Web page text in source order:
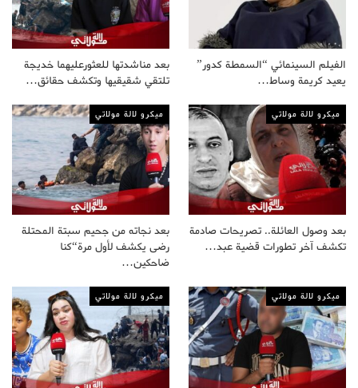
الفيلم السينمائي “السمطة كدور”
يعيد كريمة وساط…
بعد مناشدتها للعثورعليهما خديجة
تلتقي شقيقيها وتكشف حقائق…
ميكرو لالة مولاتي
بعد وصول العائلة.. تصريحات صادمة
تكشف آخر تطورات قضية عبد…
ميكرو لالة مولاتي
بعد نجاته من جحيم سبتة المحتلة
رضى يكشف لأول مرة“كنا
ضاحكين…
ميكرو لالة مولاتي ميكرو لالة مولاتي